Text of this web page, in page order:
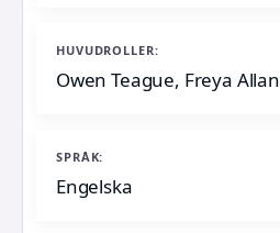
HUVUDROLLER:
Owen Teague, Freya Allan
SPRÅK:
Engelska